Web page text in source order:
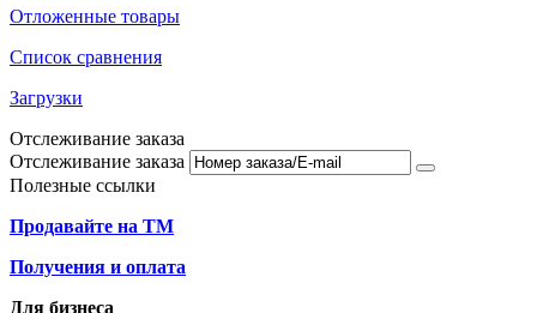
Отложенные товары
Список сравнения
Загрузки
Отслеживание заказа
Отслеживание заказа
Полезные ссылки
Продавайте на ТМ
Получения и оплата
Для бизнеса